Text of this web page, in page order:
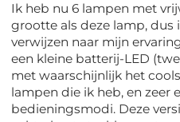
Ik heb nu 6 lampen met
grootte als deze lamp, dus
verwijzen naar mijn
een kleine batterij-LED
met waarschijnlijk het
lampen die ik heb, en zeer
bedieningsmodi. Deze